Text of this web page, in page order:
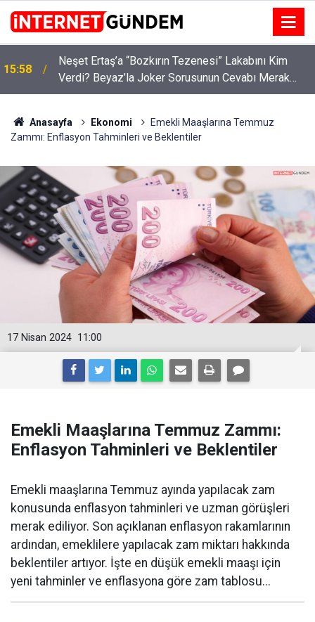
15:58
Neşet Ertaş’a “Bozkırın Tezenesi” Lakabını Kim
Verdi? Beyaz’la Joker Sorusunun Cevabı Merak
Edildi
Anasayfa Ekonomi
Emekli Maaşlarına Temmuz
Zammı: Enflasyon Tahminleri ve Beklentiler
11:00
17 Nisan 2024
Emekli Maaşlarına Temmuz Zammı:
Enflasyon Tahminleri ve Beklentiler
Emekli maaşlarına Temmuz ayında yapılacak zam
konusunda enflasyon tahminleri ve uzman görüşleri
merak ediliyor. Son açıklanan enflasyon rakamlarının
ardından, emeklilere yapılacak zam miktarı hakkında
beklentiler artıyor. İşte en düşük emekli maaşı için
yeni tahminler ve enflasyona göre zam tablosu...